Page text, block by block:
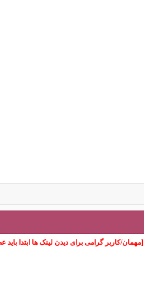
[مهمان/کاربر گرامی برای دیدن لینک ها ابتدا